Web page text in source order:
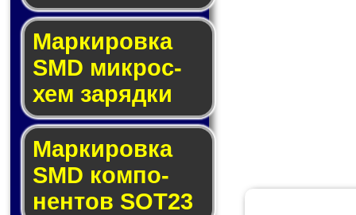
Маркировка
SMD мик­рос­
хем за­ряд­ки
Маркировка
SMD ком­по­
нен­тов SOT23